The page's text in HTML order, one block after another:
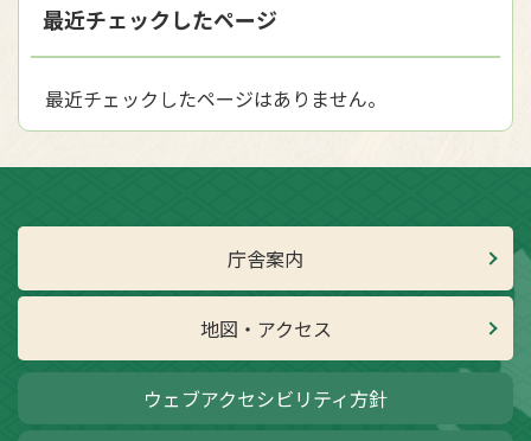
最近チェックしたページ
最近チェックしたページはありません。
庁舎案内
地図・アクセス
ウェブアクセシビリティ方針